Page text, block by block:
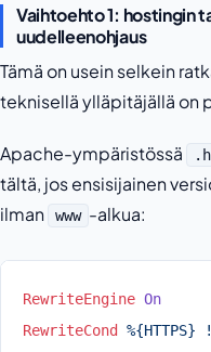
Vaihtoehto 1: hostingin
uudelleenohjaus
Tämä on usein selkein
teknisellä ylläpitäjällä on
Apache-ympäristössä
tältä, jos ensisijainen
ilman www -alkua:
RewriteEngine On
RewriteCond
%{HTTPS}